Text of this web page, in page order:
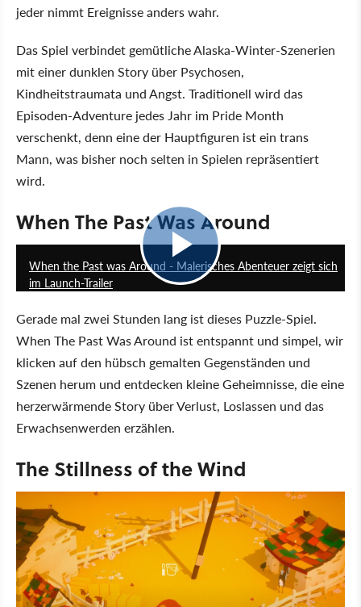
jeder nimmt Ereignisse anders wahr.
Das Spiel verbindet gemütliche Alaska-Winter-Szenerien
mit einer dunklen Story über Psychosen,
Kindheitstraumata und Angst. Traditionell wird das
Episoden-Adventure jedes Jahr im Pride Month
verschenkt, denn eine der Hauptfiguren ist ein trans
Mann, was bisher noch selten in Spielen repräsentiert
wird.
When The Past Was Around
When the Past was Around - Malerisches Abenteuer zeigt sich
im Launch-Trailer
Gerade mal zwei Stunden lang ist dieses Puzzle-Spiel.
When The Past Was Around ist entspannt und simpel, wir
klicken auf den hübsch gemalten Gegenständen und
Szenen herum und entdecken kleine Geheimnisse, die eine
herzerwärmende Story über Verlust, Loslassen und das
Erwachsenwerden erzählen.
The Stillness of the Wind